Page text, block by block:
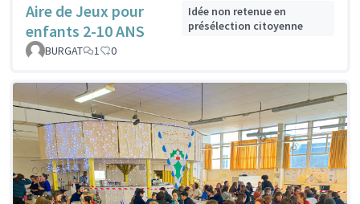
Aire de Jeux pour
enfants 2-10 ANS
Idée non retenue en
présélection citoyenne
BURGAT
1 0